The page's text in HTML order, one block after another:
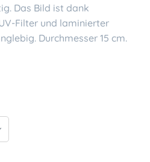
Das Bild ist dank
Filter und laminierter
Durchmesser 15 cm.